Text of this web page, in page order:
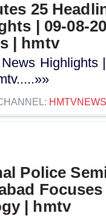
25
| 09-08-
| hmtv
Highlights
HMTVNEWS
Police
| hmtv